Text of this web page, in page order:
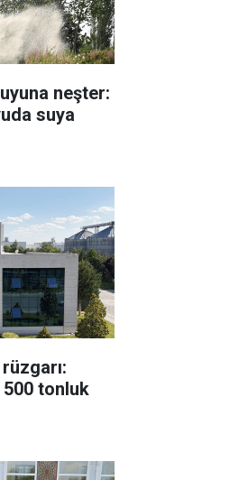
neşter:
suya
500 tonluk